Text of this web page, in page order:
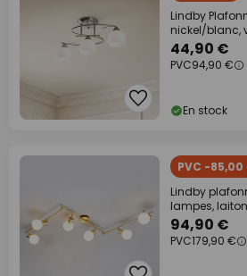
Lindby
nickel/blanc,
44,90 €
PVC94,90 €
En stock
PVC -85,00
Lindby
lampes,
94,90 €
PVC179,90 €